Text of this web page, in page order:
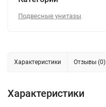
Подвесные унитазы
Характеристики Отзывы (0)
Характеристики